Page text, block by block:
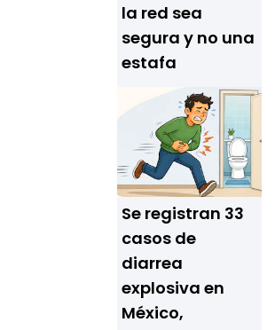
la red sea
segura y no una
estafa
Se registran 33
casos de
diarrea
explosiva en
México,